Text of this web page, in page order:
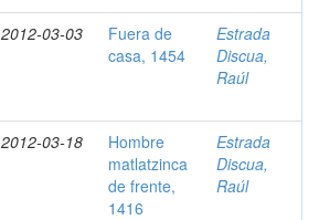
2012-03-03
Fuera de
casa, 1454
Estrada
Discua,
Raúl
2012-03-18
Hombre
matlatzinca
de frente,
1416
Estrada
Discua,
Raúl